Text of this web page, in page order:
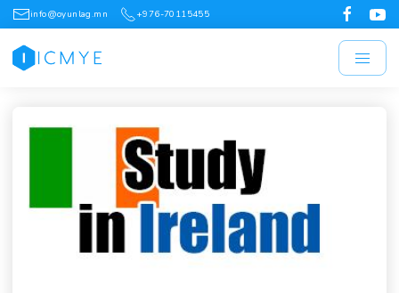
info@oyunlag.mn +976-70115455